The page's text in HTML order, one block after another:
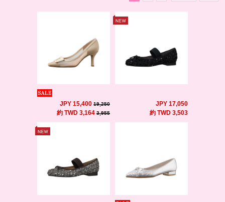
JPY 15,400 19,250
約 TWD 3,164 3,955
JPY 17,050
約 TWD 3,503